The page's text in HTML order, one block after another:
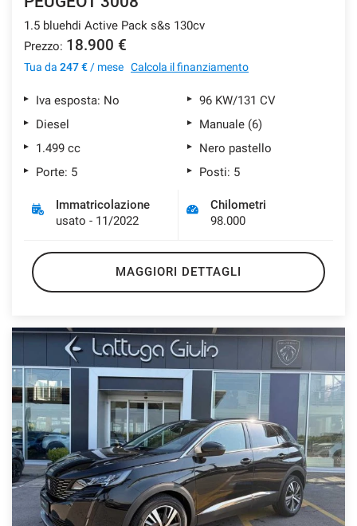
1.5 bluehdi Active Pack s&s 130cv
Prezzo: 18.900 €
Tua da 247 € / mese Calcola il finanziamento
Iva esposta: No
96 KW/131 CV
Diesel
Manuale (6)
1.499 cc
Nero pastello
Porte: 5
Posti: 5
Immatricolazione
usato - 11/2022
Chilometri
98.000
MAGGIORI DETTAGLI